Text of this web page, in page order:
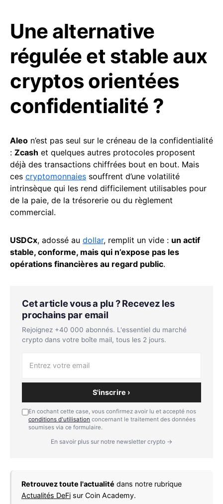
Une alternative
régulée et stable aux
cryptos orientées
confidentialité ?
Aleo n’est pas seul sur le créneau de la confidentialité
: Zcash et quelques autres protocoles proposent
déjà des transactions chiffrées bout en bout. Mais
ces cryptomonnaies souffrent d’une volatilité
intrinsèque qui les rend difficilement utilisables pour
de la paie, de la trésorerie ou du règlement
commercial.
USDCx, adossé au dollar, remplit un vide : un actif
stable, conforme, mais qui n’expose pas les
opérations financières au regard public.
Cet article vous a plu ? Recevez les
prochains par email
Rejoignez +40 000 abonnés. L'essentiel du marché
crypto dans votre boîte mail, tous les 2 jours.
S'inscrire ›
En cochant cette case, vous confirmez avoir lu et accepté nos
conditions d'utilisation concernant le traitement des données
soumises via ce formulaire.
En savoir plus sur notre newsletter crypto →
Retrouvez toute l'actualité dans notre rubrique
Actualités DeFi sur Coin Academy.